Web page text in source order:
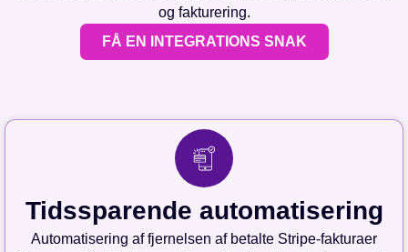
og fakturering.
FÅ EN INTEGRATIONS SNAK
Tidssparende automatisering
Automatisering af fjernelsen af betalte Stripe-fakturaer